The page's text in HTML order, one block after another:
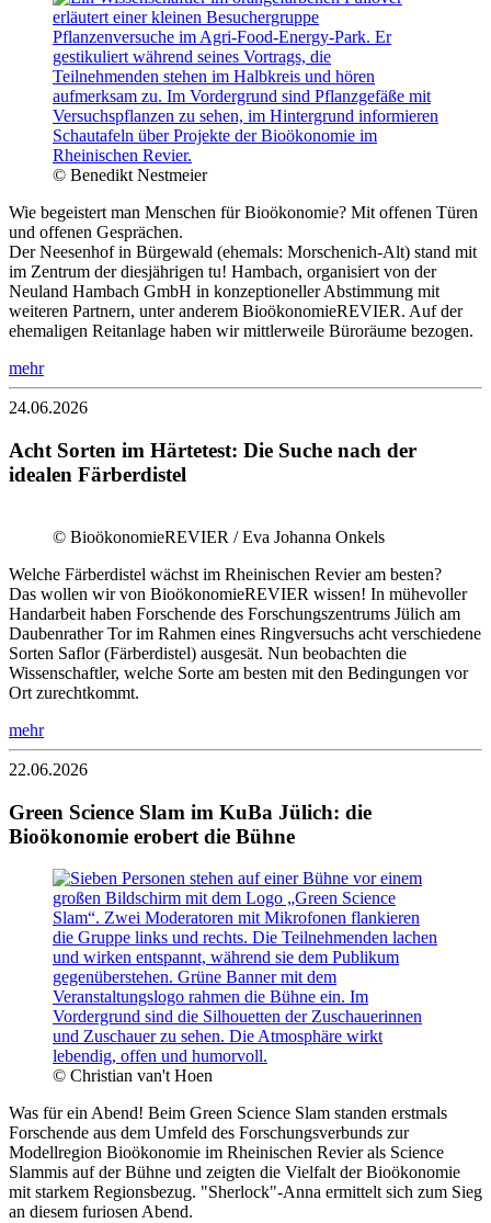
© Benedikt Nestmeier
Wie begeistert man Menschen für Bioökonomie? Mit offenen Türen
und offenen Gesprächen.
Der Neesenhof in Bürgewald (ehemals: Morschenich-Alt) stand mit
im Zentrum der diesjährigen tu! Hambach, organisiert von der
Neuland Hambach GmbH in konzeptioneller Abstimmung mit
weiteren Partnern, unter anderem BioökonomieREVIER. Auf der
ehemaligen Reitanlage haben wir mittlerweile Büroräume bezogen.
mehr
24.06.2026
Acht Sorten im Härtetest: Die Suche nach der
idealen Färberdistel
© BioökonomieREVIER / Eva Johanna Onkels
Welche Färberdistel wächst im Rheinischen Revier am besten?
Das wollen wir von BioökonomieREVIER wissen! In mühevoller
Handarbeit haben Forschende des Forschungszentrums Jülich am
Daubenrather Tor im Rahmen eines Ringversuchs acht verschiedene
Sorten Saflor (Färberdistel) ausgesät. Nun beobachten die
Wissenschaftler, welche Sorte am besten mit den Bedingungen vor
Ort zurechtkommt.
mehr
22.06.2026
Green Science Slam im KuBa Jülich: die
Bioökonomie erobert die Bühne
© Christian van't Hoen
Was für ein Abend! Beim Green Science Slam standen erstmals
Forschende aus dem Umfeld des Forschungsverbunds zur
Modellregion Bioökonomie im Rheinischen Revier als Science
Slammis auf der Bühne und zeigten die Vielfalt der Bioökonomie
mit starkem Regionsbezug. "Sherlock"-Anna ermittelt sich zum Sieg
an diesem furiosen Abend.